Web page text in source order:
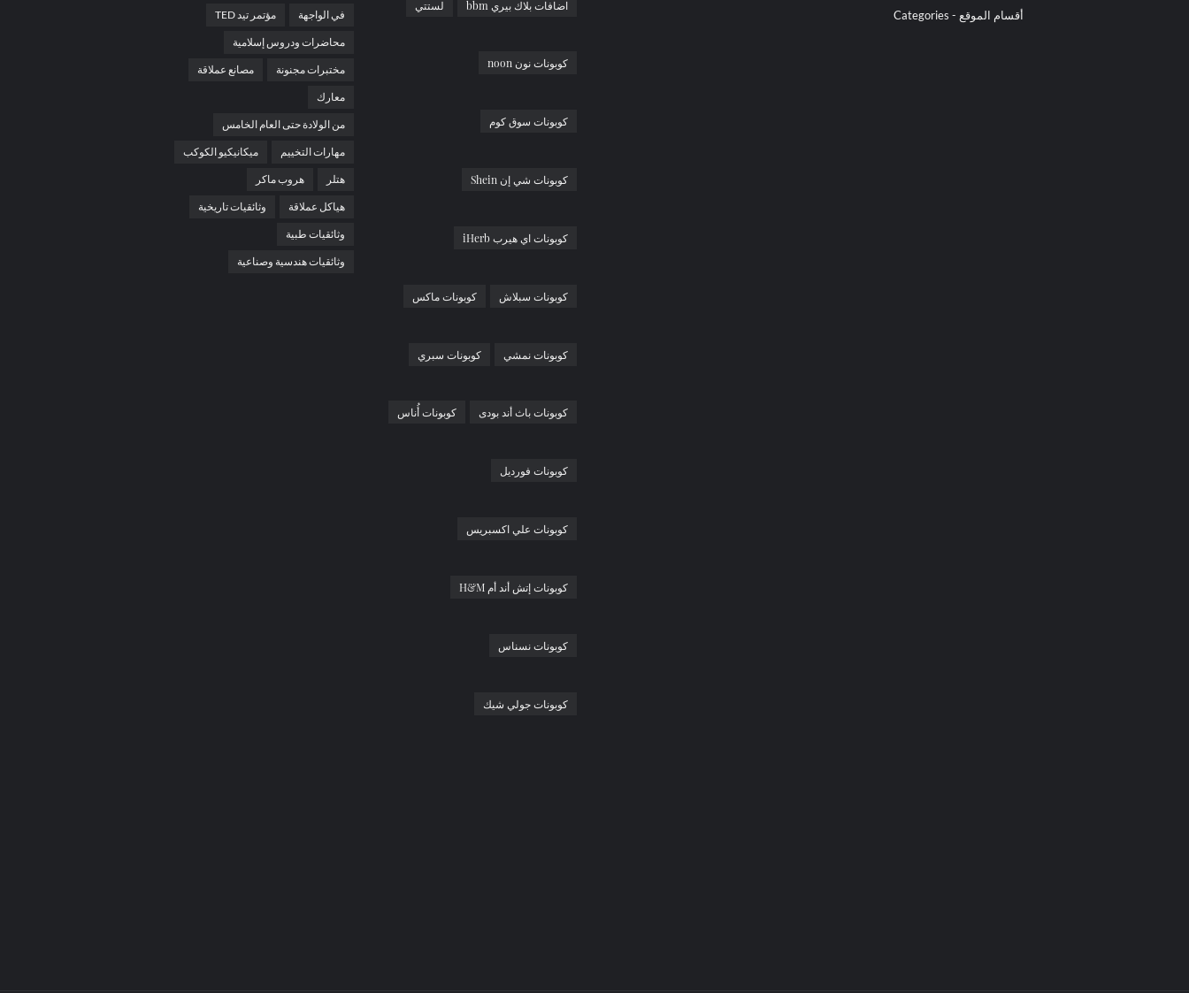
أقسام الموقع - Categories
اضافات بلاك بيري bbm لستتي
كوبونات نون noon
كوبونات سوق كوم
كوبونات شي إن Shein
كوبونات اي هيرب iHerb
كوبونات سبلاش كوبونات ماكس
كوبونات نمشي كوبونات سبري
كوبونات باث أند بودى كوبونات أُناس
كوبونات فورديل
كوبونات علي اكسبريس
كوبونات إتش أند أم H&M
كوبونات نسناس
كوبونات جولي شيك
في الواجهة مؤتمر تيد TED
محاضرات ودروس إسلامية
مختبرات مجنونة مصانع عملاقة
معارك
من الولادة حتى العام الخامس
مهارات التخييم ميكانيكيو الكوكب
هتلر هروب ماكر
هياكل عملاقة وثائقيات تاريخية
وثائقيات طبية
وثائقيات هندسية وصناعية